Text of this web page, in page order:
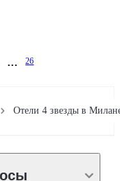
26
Отели 4 звезды в